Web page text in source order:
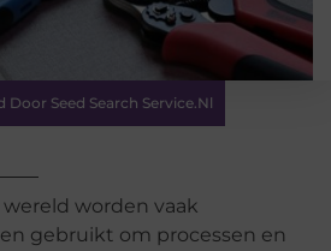
Door Seed Search Service.nl
worden vaak
gebruikt om processen en